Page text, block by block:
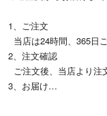
1、ご注文
当店は24時間、365日
2、注文確認
ご注文後、当店より注
3、お届け